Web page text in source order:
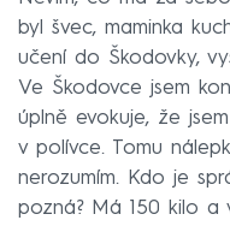
byl švec, maminka
učení do Škodovky,
Ve Škodovce jsem
úplně evokuje, že
v polívce. Tomu
nerozumím. Kdo je
pozná? Má 150 kilo a